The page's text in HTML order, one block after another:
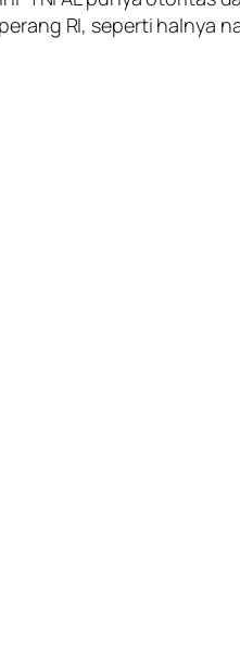
RI, seperti halnya